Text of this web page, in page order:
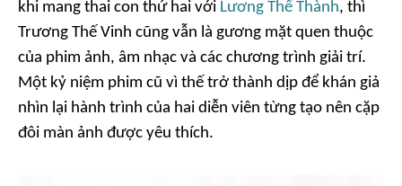
khi mang thai con thứ hai với Lương Thế Thành, thì
Trương Thế Vinh cũng vẫn là gương mặt quen thuộc
của phim ảnh, âm nhạc và các chương trình giải trí.
Một kỷ niệm phim cũ vì thế trở thành dịp để khán giả
nhìn lại hành trình của hai diễn viên từng tạo nên cặp
đôi màn ảnh được yêu thích.